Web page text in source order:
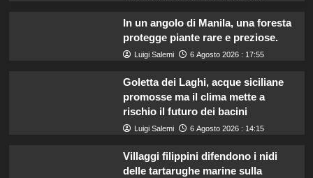
In un angolo di Manila, una foresta
protegge piante rare e preziose.
Luigi Salemi 6 Agosto 2026 : 17:55
Goletta dei Laghi, acque siciliane
promosse ma il clima mette a
rischio il futuro dei bacini
Luigi Salemi 6 Agosto 2026 : 14:15
Villaggi filippini difendono i nidi
delle tartarughe marine sulla